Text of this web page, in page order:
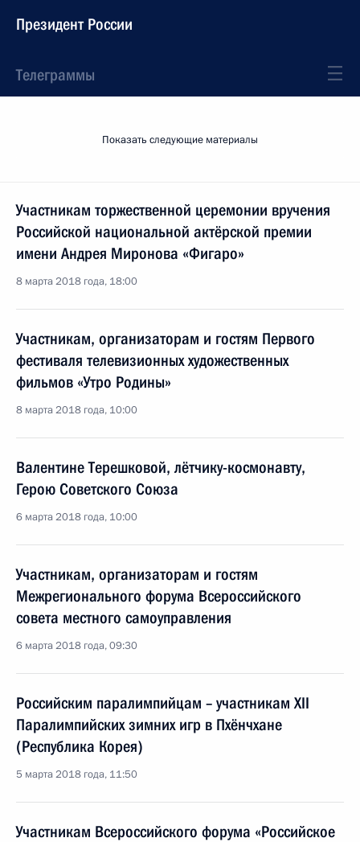
Президент России
Телеграммы
Показать следующие материалы
Участникам торжественной церемонии вручения
Российской национальной актёрской премии
имени Андрея Миронова «Фигаро»
8 марта 2018 года, 18:00
Участникам, организаторам и гостям Первого
фестиваля телевизионных художественных
фильмов «Утро Родины»
8 марта 2018 года, 10:00
Валентине Терешковой, лётчику-космонавту,
Герою Советского Союза
6 марта 2018 года, 10:00
Участникам, организаторам и гостям
Межрегионального форума Всероссийского
совета местного самоуправления
6 марта 2018 года, 09:30
Российским паралимпийцам – участникам XII
Паралимпийских зимних игр в Пхёнчхане
(Республика Корея)
5 марта 2018 года, 11:50
Участникам Всероссийского форума «Российское